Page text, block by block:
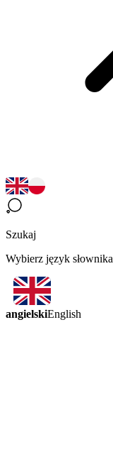
Szukaj
Wybierz język słownika
angielskiEnglish